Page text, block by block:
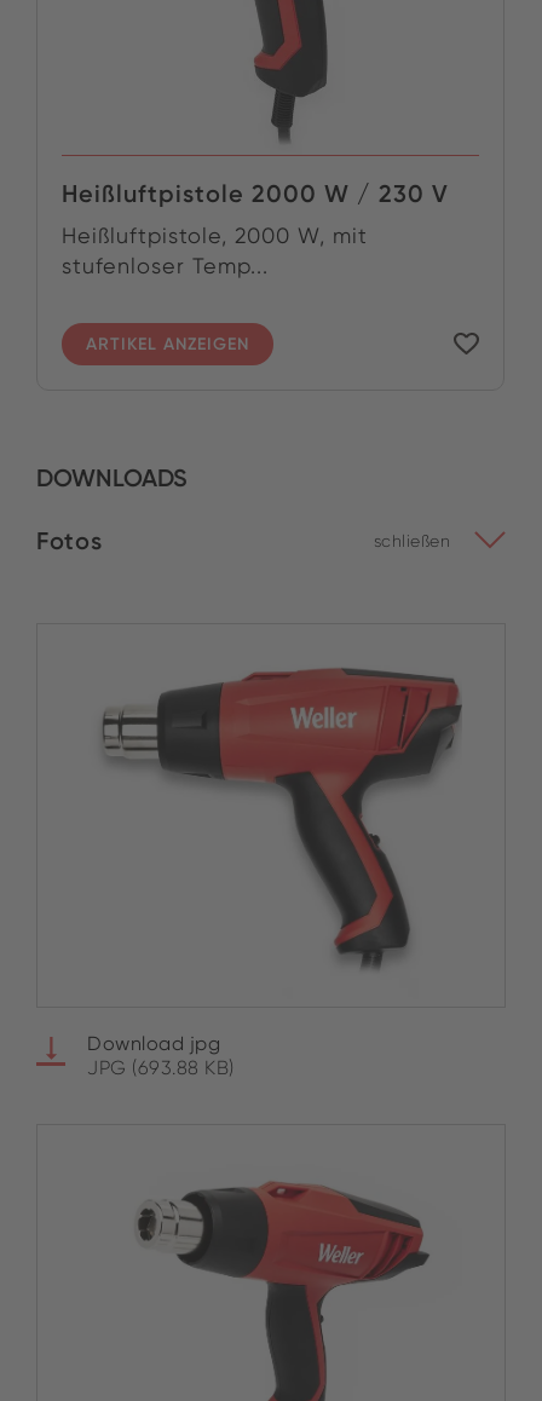
Heißluftpistole 2000 W / 230 V
Heißluftpistole, 2000 W, mit
stufenloser Temp...
ARTIKEL ANZEIGEN
DOWNLOADS
Fotos schließen
Download jpg
JPG (693.88 KB)